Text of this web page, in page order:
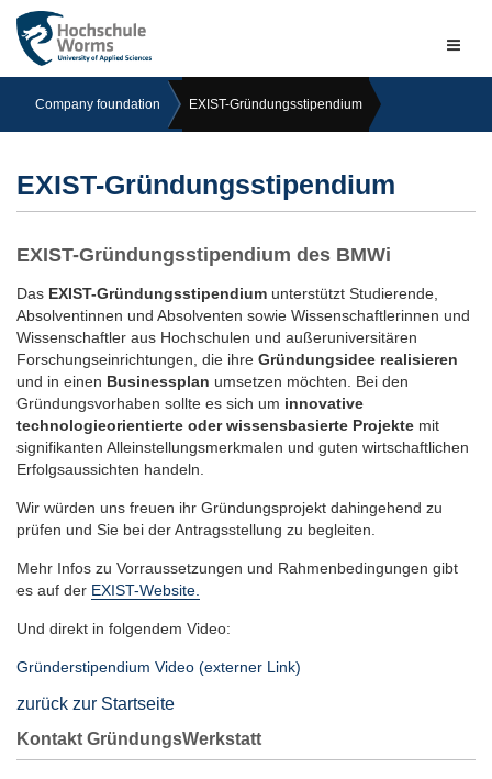
Company foundation EXIST-Gründungsstipendium
EXIST-Gründungsstipendium
EXIST-Gründungsstipendium des BMWi
Das EXIST-Gründungsstipendium unterstützt Studierende,
Absolventinnen und Absolventen sowie Wissenschaftlerinnen und
Wissenschaftler aus Hochschulen und außeruniversitären
Forschungseinrichtungen, die ihre Gründungsidee realisieren
und in einen Businessplan umsetzen möchten. Bei den
Gründungsvorhaben sollte es sich um innovative
technologieorientierte oder wissensbasierte Projekte mit
signifikanten Alleinstellungsmerkmalen und guten wirtschaftlichen
Erfolgsaussichten handeln.
Wir würden uns freuen ihr Gründungsprojekt dahingehend zu
prüfen und Sie bei der Antragsstellung zu begleiten.
Mehr Infos zu Vorraussetzungen und Rahmenbedingungen gibt
es auf der EXIST-Website.
Und direkt in folgendem Video:
Gründerstipendium Video (externer Link)
zurück zur Startseite
Kontakt GründungsWerkstatt